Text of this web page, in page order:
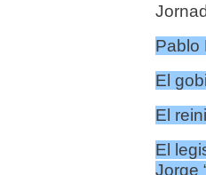
Pablo
El
El
El
Jorge